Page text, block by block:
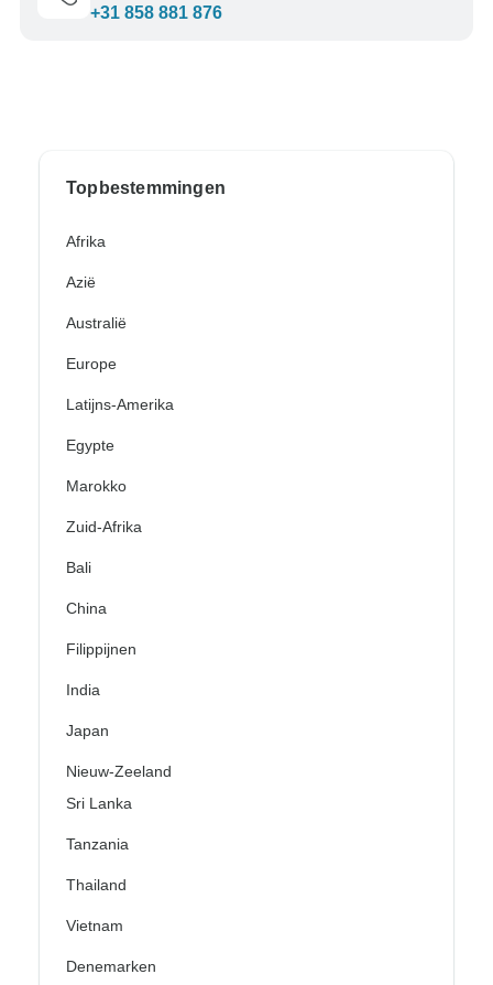
+31 858 881 876
Topbestemmingen
Afrika
Azië
Australië
Europe
Latijns-Amerika
Egypte
Marokko
Zuid-Afrika
Bali
China
Filippijnen
India
Japan
Nieuw-Zeeland
Sri Lanka
Tanzania
Thailand
Vietnam
Denemarken